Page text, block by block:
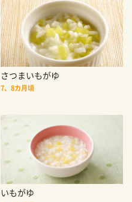
さつまいもがゆ
7、8カ月頃
いもがゆ